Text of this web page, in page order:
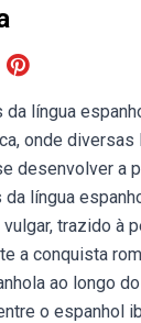
língua
onde diversas
desenvolver a
língua
trazido à
a conquista
ao longo
o espanhol